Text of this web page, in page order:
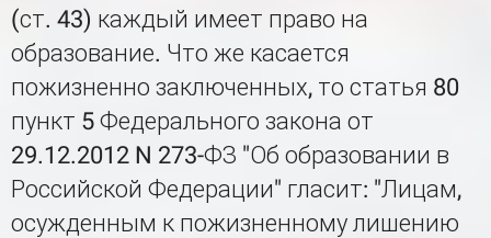
(ст. 43) каждый имеет право на
образование. Что же касается
пожизненно заключенных, то статья 80
пункт 5 Федерального закона от
29.12.2012 N 273-ФЗ "Об образовании в
Российской Федерации" гласит: "Лицам,
осужденным к пожизненному лишению